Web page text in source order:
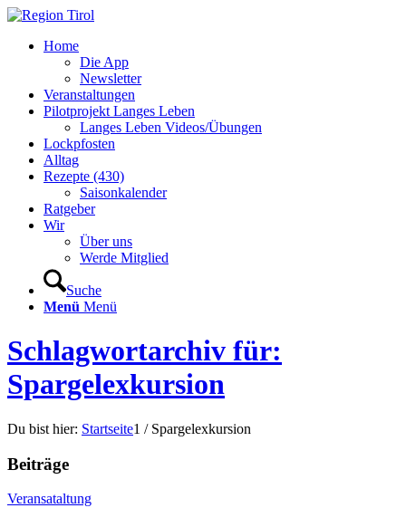
Home
Die App
Newsletter
Veranstaltungen
Pilotprojekt Langes Leben
Langes Leben Videos/Übungen
Lockpfosten
Alltag
Rezepte (430)
Saisonkalender
Ratgeber
Wir
Über uns
Werde Mitglied
Suche
Menü Menü
Schlagwortarchiv für:
Spargelexkursion
Du bist hier: Startseite1 / Spargelexkursion
Beiträge
Veransataltung